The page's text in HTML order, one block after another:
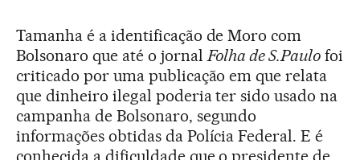
Tamanha é a identificação de Moro com
Bolsonaro que até o jornal Folha de S.Paulo foi
criticado por uma publicação em que relata
que dinheiro ilegal poderia ter sido usado na
campanha de Bolsonaro, segundo
informações obtidas da Polícia Federal. E é
conhecida a dificuldade que o presidente de